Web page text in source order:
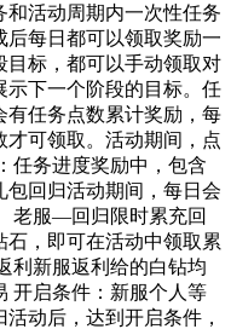
和活动周期内一次性任务
每日都可以领取奖励一
目标，都可以手动领取对
示下一个阶段的目标。任
有任务点数累计奖励，每
可领取。活动期间，点
任务进度奖励中，包含
回归活动期间，每日会
老服—回归限时累充回
石，即可在活动中领取累
利新服返利给的白钻均
开启条件：新服个人等
动后，达到开启条件，